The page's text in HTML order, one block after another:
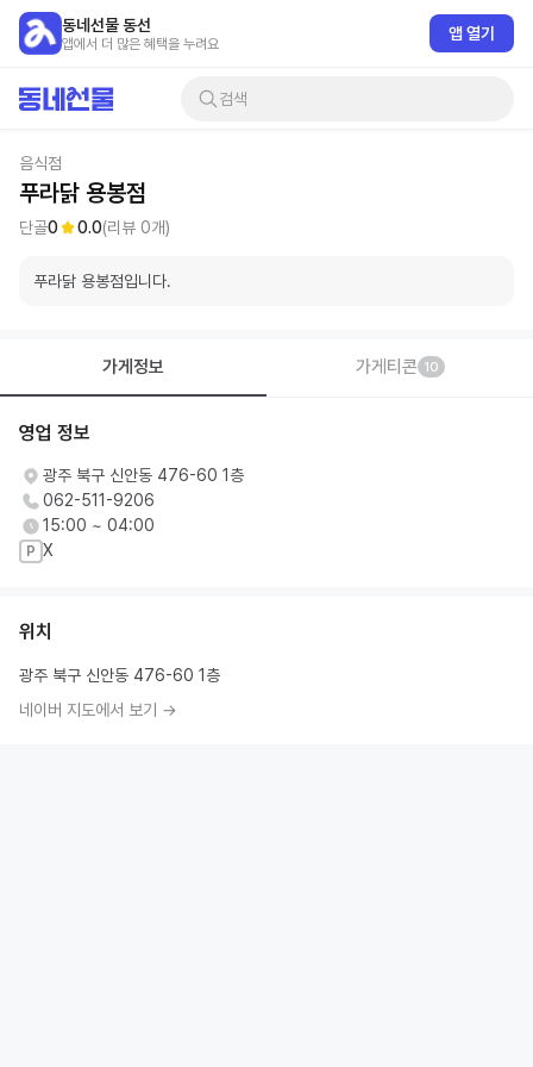
동네선물 동선
앱에서 더 많은 혜택을 누려요
앱 열기
검색
음식점
푸라닭 용봉점
단골0 0.0(리뷰 0개)
푸라닭 용봉점입니다.
가게정보 가게티콘 10
영업 정보
광주 북구 신안동 476-60 1층
062-511-9206
15:00 ~ 04:00
P X
위치
광주 북구 신안동 476-60 1층
네이버 지도에서 보기 →